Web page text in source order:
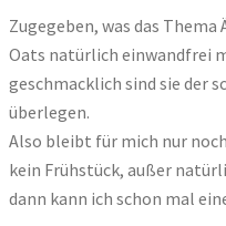
Zugegeben, was das
Oats natürlich einwandfrei
geschmacklich sind sie der
überlegen.
Also bleibt für mich nur
kein Frühstück, außer
dann kann ich schon mal